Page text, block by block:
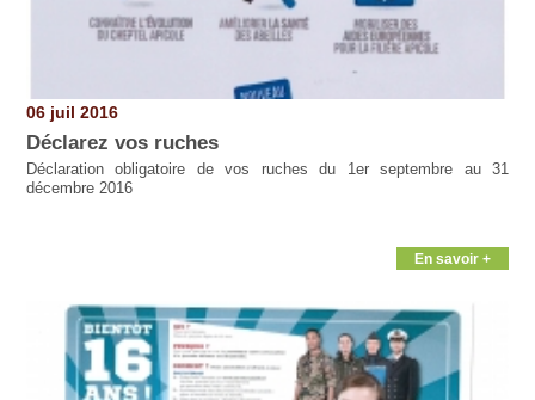
06 juil 2016
Déclarez vos ruches
Déclaration obligatoire de vos ruches du 1er septembre au 31
décembre 2016
En savoir +